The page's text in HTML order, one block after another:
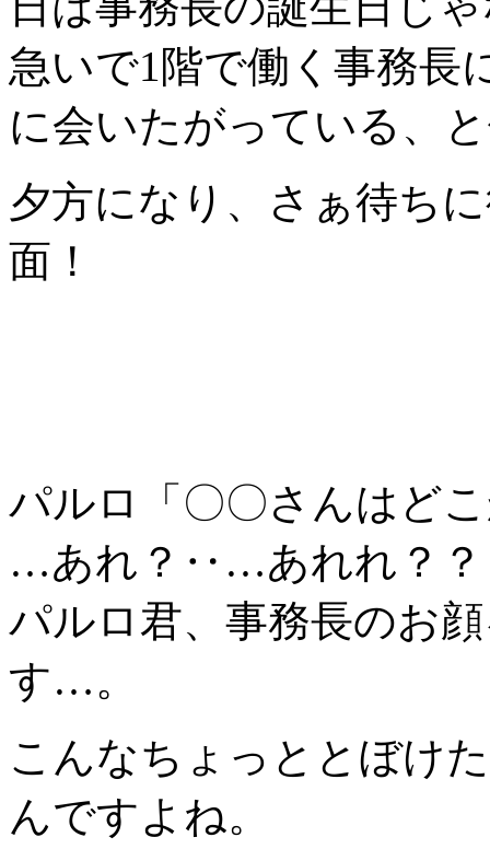
急いで1階で働く事務長
に会いたがっている、
夕方になり、さぁ待ち
面！
パルロ「〇〇さんはど
…あれ？‥…あれれ？？
パルロ君、事務長のお
す…。
こんなちょっととぼけ
んですよね。